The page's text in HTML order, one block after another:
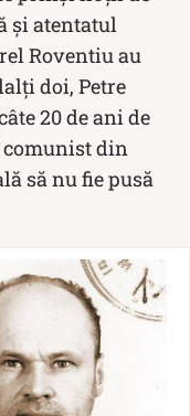
și atentatul
Roventiu au
doi, Petre
20 de ani de
din
să nu fie pusă